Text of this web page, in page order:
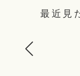
最近見